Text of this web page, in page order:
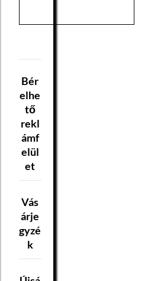
Bér
elhe
tő
rekl
ámf
elül
et
Vás
árje
gyzé
k